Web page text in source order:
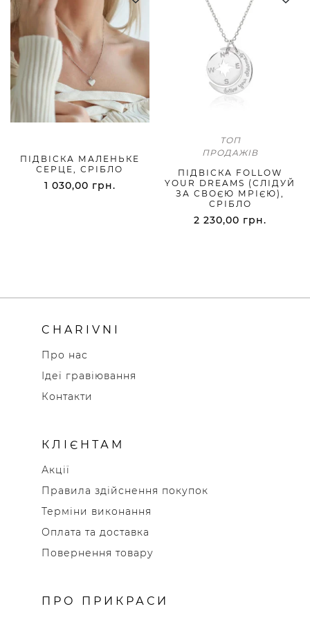
ПІДВІСКА МАЛЕНЬКЕ
СЕРЦЕ, СРІБЛО
1 030,00 грн.
ТОП
ПРОДАЖІВ
ПІДВІСКА FOLLOW
YOUR DREAMS (СЛІДУЙ
ЗА СВОЄЮ МРІЄЮ),
СРІБЛО
2 230,00 грн.
CHARIVNI
Про нас
Ідеї гравіювання
Контакти
КЛІЄНТАМ
Акції
Правила здійснення покупок
Терміни виконання
Оплата та доставка
Повернення товару
ПРО ПРИКРАСИ